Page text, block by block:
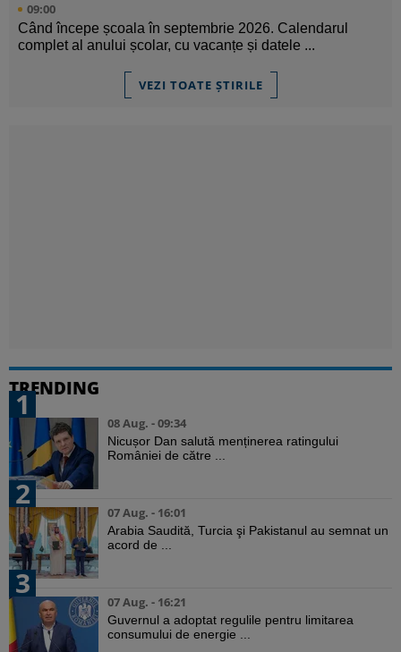
09:00
Când începe școala în septembrie 2026. Calendarul
complet al anului școlar, cu vacanțe și datele ...
VEZI TOATE ȘTIRILE
TRENDING
1
08 Aug. - 09:34
Nicușor Dan salută menținerea ratingului
României de către ...
2
07 Aug. - 16:01
Arabia Saudită, Turcia şi Pakistanul au semnat un
acord de ...
3
07 Aug. - 16:21
Guvernul a adoptat regulile pentru limitarea
consumului de energie ...